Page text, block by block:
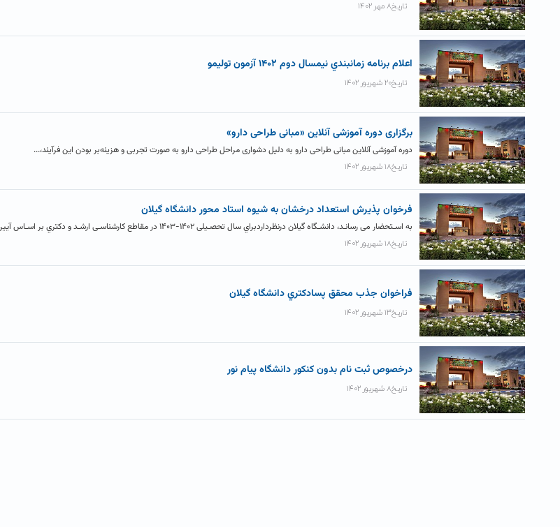
تاریخ۸ مهر ۱۴۰۲
اعلام برنامه زمانبندي نيمسال دوم ۱۴۰۲ آزمون توليمو
تاریخ۲۰ شهریور ۱۴۰۲
برگزاری دوره آموزشی آنلاین «مبانی طراحی دارو»
دوره آموزشی آنلاین مبانی طراحی دارو به دلیل دشواری مراحل طراحی دارو به صورت تجربی و هزینه‌بر بودن این فرآیند،...
تاریخ۱۸ شهریور ۱۴۰۲
فرخوان پذيرش استعداد درخشان به شيوه استاد محور دانشگاه گيلان
به اسـتحضار می رسانـد، دانشـگاه گیلان درنظرداردبراي سال تحصـیلی ۱۴۰۲-۱۴۰۳ در مقاطع کارشناسـی ارشـد و دکتري بر اسـاس آیین نـامه...
تاریخ۱۸ شهریور ۱۴۰۲
فراخوان جذب محقق پسادکتري دانشگاه گيلان
تاریخ۱۳ شهریور ۱۴۰۲
درخصوص ثبت نام بدون کنکور دانشگاه پیام نور
تاریخ۸ شهریور ۱۴۰۲